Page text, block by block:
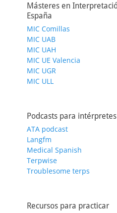
Másteres en
España
MIC Comillas
MIC UAB
MIC UAH
MIC UE Valencia
MIC UGR
MIC ULL
Podcasts para intérpretes
ATA podcast
Langfm
Medical Spanish
Terpwise
Troublesome terps
Recursos para practicar